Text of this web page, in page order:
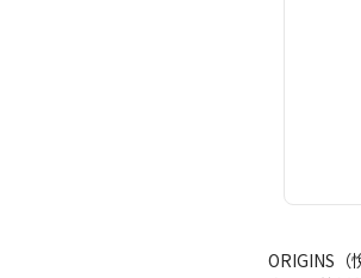
ORIGINS（